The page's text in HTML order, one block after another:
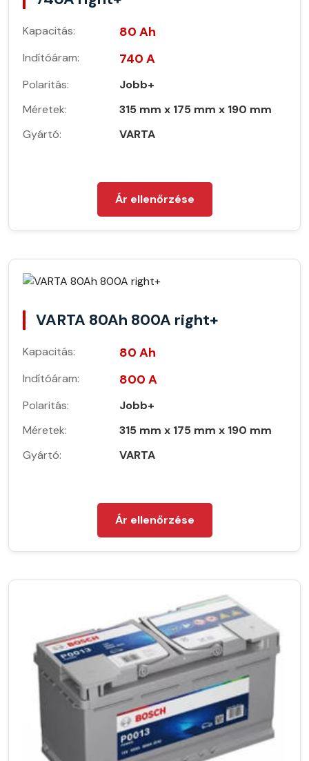
Kapacitás: 80 Ah
Indítóáram: 740 A
Polaritás:
Jobb+
Méretek:
315 mm x 175 mm x 190 mm
Gyártó:
VARTA
Ár ellenőrzése
VARTA 80Ah 800A right+
Kapacitás: 80 Ah
Indítóáram: 800 A
Polaritás:
Jobb+
Méretek:
315 mm x 175 mm x 190 mm
Gyártó:
VARTA
Ár ellenőrzése